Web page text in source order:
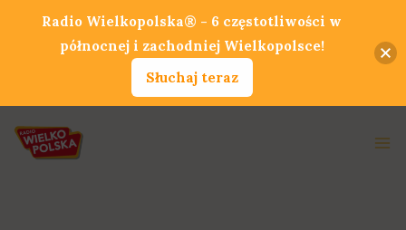
Radio Wielkopolska® - 6 częstotliwości w
północnej i zachodniej Wielkopolsce!
Słuchaj teraz